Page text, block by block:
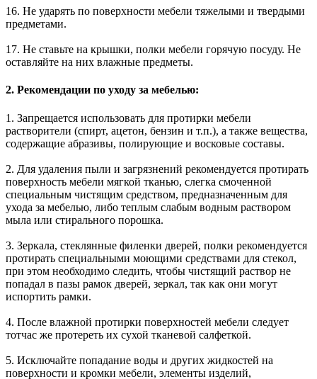
16. Не ударять по поверхности мебели тяжелыми и твердыми
предметами.
17. Не ставьте на крышки, полки мебели горячую посуду. Не
оставляйте на них влажные предметы.
2. Рекомендации по уходу за мебелью:
1. Запрещается использовать для протирки мебели
растворители (спирт, ацетон, бензин и т.п.), а также вещества,
содержащие абразивы, полирующие и восковые составы.
2. Для удаления пыли и загрязнений рекомендуется протирать
поверхность мебели мягкой тканью, слегка смоченной
специальным чистящим средством, предназначенным для
ухода за мебелью, либо теплым слабым водным раствором
мыла или стирального порошка.
3. Зеркала, стеклянные филенки дверей, полки рекомендуется
протирать специальными моющими средствами для стекол,
при этом необходимо следить, чтобы чистящий раствор не
попадал в пазы рамок дверей, зеркал, так как они могут
испортить рамки.
4. После влажной протирки поверхностей мебели следует
тотчас же протереть их сухой тканевой салфеткой.
5. Исключайте попадание воды и других жидкостей на
поверхности и кромки мебели, элементы изделий,